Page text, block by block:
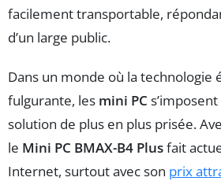
facilement transportable,
d’un large public.
Dans un monde où la technologie
fulgurante, les mini PC
solution de plus en plus prisée.
le Mini PC BMAX-B4 Plusfait
Internet, surtout avec son prix